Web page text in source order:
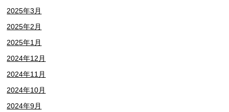
2025年3月
2025年2月
2025年1月
2024年12月
2024年11月
2024年10月
2024年9月